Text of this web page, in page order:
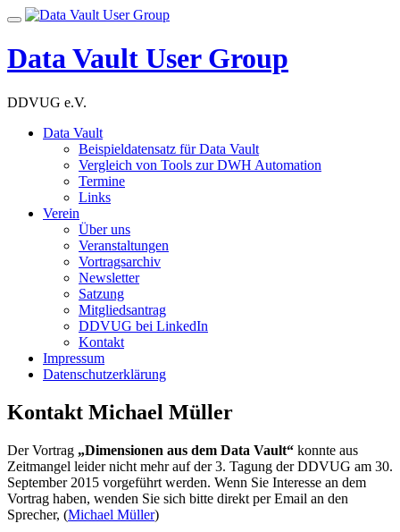
Skip
content
Toggle
Data Vault User Group
DDVUG e.V.
Data Vault
Beispieldatensatz für Data Vault
Vergleich von Tools zur DWH Automation
Termine
Links
Verein
Über uns
Veranstaltungen
Vortragsarchiv
Newsletter
Satzung
Mitgliedsantrag
DDVUG bei LinkedIn
Kontakt
Impressum
Datenschutzerklärung
Kontakt Michael Müller
Der Vortrag „Dimensionen aus dem Data Vault“ konnte aus
Zeitmangel leider nicht mehr auf der 3. Tagung der DDVUG am 30.
September 2015 vorgeführt werden. Wenn Sie Interesse an dem
Vortrag haben, wenden Sie sich bitte direkt per Email an den
Sprecher, (Michael Müller)